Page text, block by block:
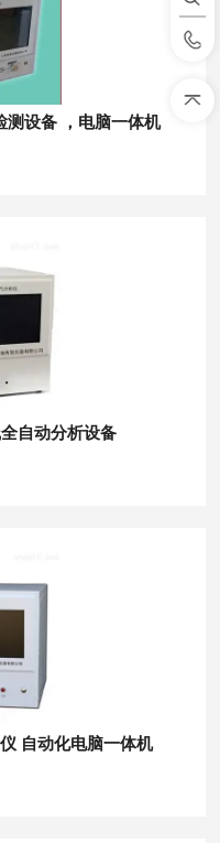
测设备 ，电脑一体机
自动分析设备
自动化电脑一体机